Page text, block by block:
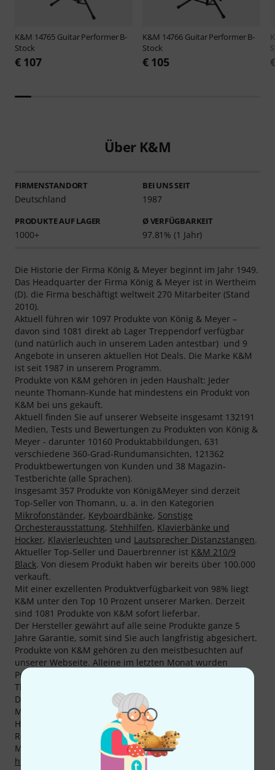
K&M 14765 Guitar Performer B-
Stock
€ 107
K&M 14766 Guitar Performer B-
Stock
€ 105
Über K&M
FIRMENSTANDORT
Deutschland
BEI UNS SEIT
1987
PRODUKTE AUF LAGER
1000+
Ø VERFÜGBARKEIT
97.81% (1 Jahr)
Die Historie der Firma König & Meyer beginnt im Jahr 1949.
Das Headquarter der Firma König & Meyer ist in Wertheim
(D). die Firma beschäftigt weltweit 270 Mitarbeiter (Stand
2010).
Aktuell führen wir 1097 Produkte von König & Meyer –
davon sind 1081 direkt ab Lager Treppendorf verfügbar
(und natürlich auch in unserem Laden antestbar) und 9
Angebote in unseren aktuellen Hot Deals. Die Marke K&M
ist seit 1987 in unserem Programm.
Produkte von K&M gehören in jeden Haushalt: Jeder
neunte Thomann-Kunde hat mindestens ein Produkt von
K&M bei uns gekauft.
Aktuell finden Sie auf unserer Webseite insgesamt 132191
Medien, Tests und Bewertungen zu Produkten von König &
Meyer - darunter 10160 Produktabbildungen, 631
verschiedene 360-Grad-Rundumansichten, 121362
Produktbewertungen von Kunden und 38 Magazin-
Testberichte (alle Sprachen).
Insgesamt 357 Produkte von König&Meyer sind derzeit
Top-Seller von Thomann, u. a. in den Kategorien
Mikrofonständer, Keyboardbänke, Sonstige
Orchesterausstattung, Stehhilfen, Klavierbänke und
Hocker, Klavierleuchten und Lautsprecher Distanzstangen.
Aktueller Top-Seller und Dauerbrenner ist K&M 210/9
Black. Von diesem Produkt haben wir bereits über 100.000
verkauft.
Mit einer exzellenten Produktverfügbarkeit von 98% liegt
K&M unter den Top 10 Prozent unserer Marken. Derzeit
sind 1081 Produkte von K&M sofort lieferbar.
Der Hersteller gewährt auf alle seine Produkte ganze 5
Jahre Garantie, somit sind Sie auch langfristig abgesichert.
Produkte von K&M gehören zu den meistbesuchten auf
unserer Webseite. Alleine im letzten Monat wurden
Produkte des Herstellers über 1.4 Millionen Mal im
Thomann Online-Store aufgerufen.
Das Equipment von K&M wird von vielen bekannten
Musikern verwendet, darunterSilbermond
Hell, Die Happy, Emil Bulls, H-Blockx, Reamonn,
Revolverheld und Söhne Mannheims.
Mehr Informationen zum Hersteller finden Sie auf
http://www.k-m.de